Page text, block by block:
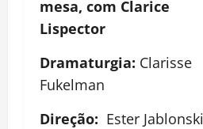
mesa, com Clarice
Lispector
Dramaturgia: Clarisse
Fukelman
Direção: Ester Jablonski